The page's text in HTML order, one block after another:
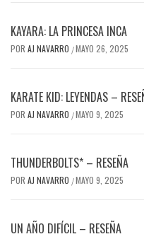
KAYARA: LA PRINCESA INCA
POR AJ NAVARRO /MAYO 26, 2025
KARATE KID: LEYENDAS –
POR AJ NAVARRO /MAYO 9, 2025
THUNDERBOLTS* – RESEÑA
POR AJ NAVARRO /MAYO 9, 2025
UN AÑO DIFÍCIL – RESEÑA